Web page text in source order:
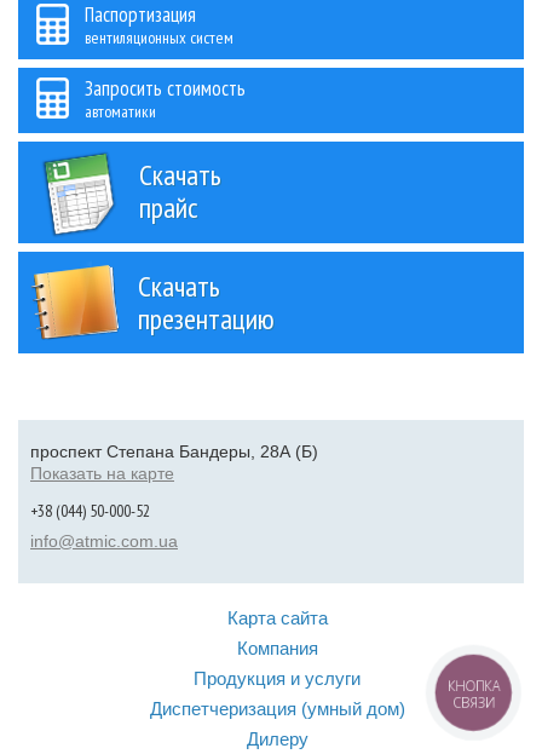
Паспортизация
вентиляционных систем
Запросить стоимость
автоматики
Скачать
прайс
Скачать
презентацию
проспект Степана Бандеры, 28А (Б)
Показать на карте
+38 (044) 50-000-52
info@atmic.com.ua
Карта сайта
Компания
Продукция и услуги
Диспетчеризация (умный дом)
Дилеру
КНОПКА
СВЯЗИ